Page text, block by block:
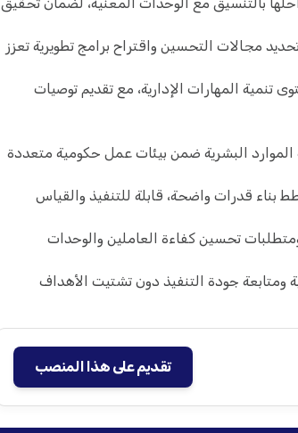
مجالات التحسين واقتراح برامج تطويرية تعزز
تنمية المهارات الإدارية، مع تقديم توصيات
الموارد البشرية ضمن بيئات عمل حكومية متعددة
بناء قدرات واضحة، قابلة للتنفيذ والقياس
ومتطلبات تحسين كفاءة العاملين والوحدات
ومتابعة جودة التنفيذ دون تشتيت الأهداف
تقديم على هذا المنصب